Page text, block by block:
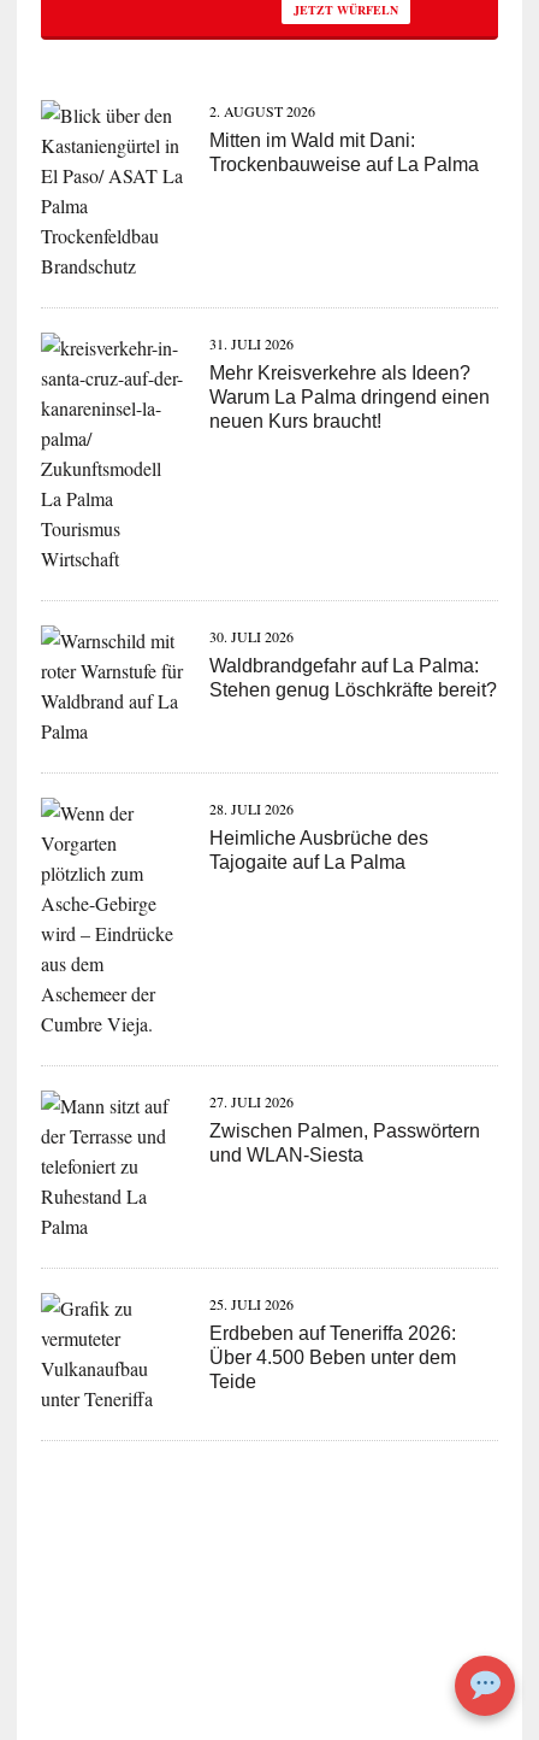
JETZT WÜRFELN
2. AUGUST 2026
Mitten im Wald mit Dani:
Trockenbauweise auf La Palma
31. JULI 2026
Mehr Kreisverkehre als Ideen?
Warum La Palma dringend einen
neuen Kurs braucht!
30. JULI 2026
Waldbrandgefahr auf La Palma:
Stehen genug Löschkräfte bereit?
28. JULI 2026
Heimliche Ausbrüche des
Tajogaite auf La Palma
27. JULI 2026
Zwischen Palmen, Passwörtern
und WLAN-Siesta
25. JULI 2026
Erdbeben auf Teneriffa 2026:
Über 4.500 Beben unter dem
Teide